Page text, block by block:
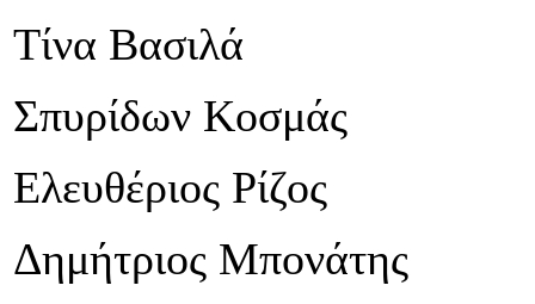
Τίνα Βασιλά
Σπυρίδων Κοσμάς
Ελευθέριος Ρίζος
Δημήτριος Μπονάτης